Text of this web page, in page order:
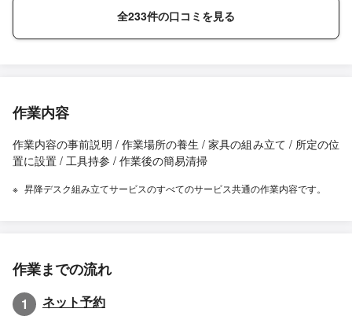
全233件の口コミを見る
作業内容
作業内容の事前説明 / 作業場所の養生 / 家具の組み立て / 所定の位
置に設置 / 工具持参 / 作業後の簡易清掃
昇降デスク組み立てサービスのすべてのサービス共通の作業内容です。
作業までの流れ
1 ネット予約